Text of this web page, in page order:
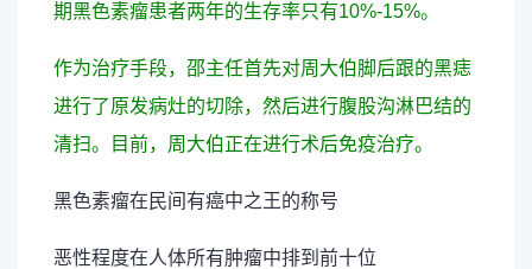
期黑色素瘤患者两年的生存率只有10%-15%。
作为治疗手段，邵主任首先对周大伯脚后跟的黑痣
进行了原发病灶的切除，然后进行腹股沟淋巴结的
清扫。目前，周大伯正在进行术后免疫治疗。
黑色素瘤在民间有癌中之王的称号
恶性程度在人体所有肿瘤中排到前十位